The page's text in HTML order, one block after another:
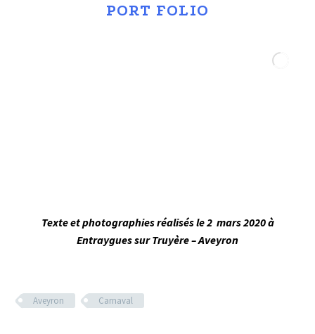
PORT FOLIO
Texte et photographies réalisés le 2 mars 2020 à
Entraygues sur Truyère – Aveyron
Aveyron Carnaval